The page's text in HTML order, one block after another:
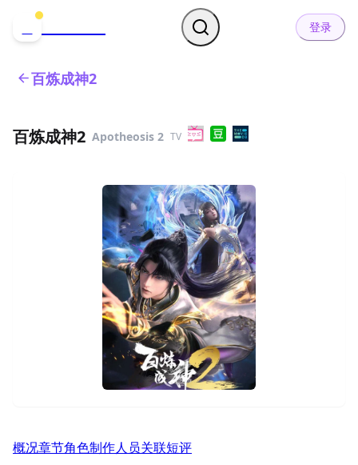
登录
百炼成神2
百炼成神2 Apotheosis 2 TV
概况章节角色制作人员关联短评